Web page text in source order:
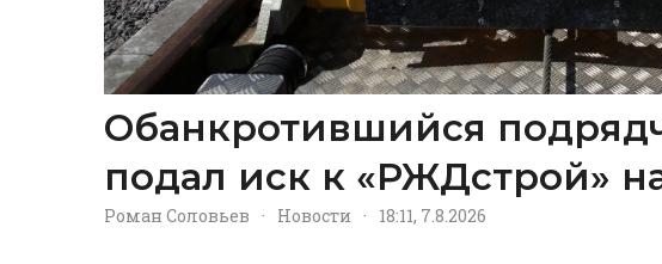
Обанкротившийся
подал иск к «РЖДстрой»
Роман Соловьев · Новости · 18:11, 7.8.2026